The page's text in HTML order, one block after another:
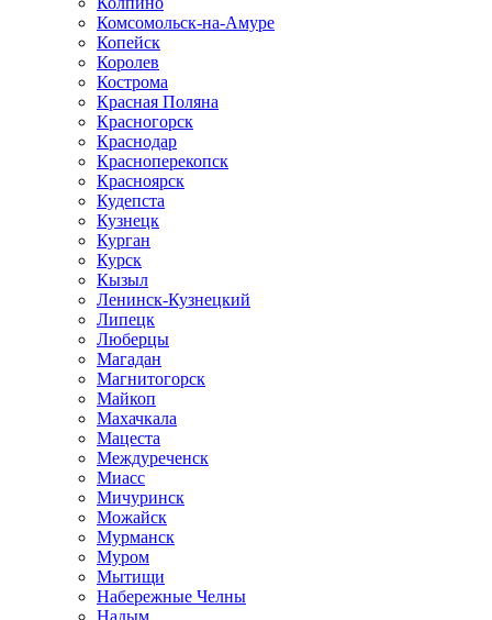
Комсомольск-на-Амуре
Копейск
Королев
Кострома
Красная Поляна
Красногорск
Краснодар
Красноперекопск
Красноярск
Кудепста
Кузнецк
Курган
Курск
Кызыл
Ленинск-Кузнецкий
Липецк
Люберцы
Магадан
Магнитогорск
Майкоп
Махачкала
Мацеста
Междуреченск
Миасс
Мичуринск
Можайск
Мурманск
Муром
Мытищи
Набережные Челны
Надым